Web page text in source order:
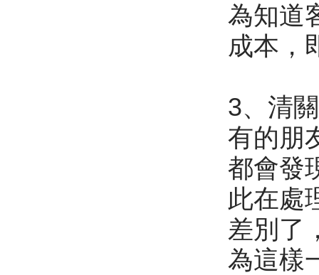
為知道
成本，
3、清
有的朋
都會發
此在處
差別了
為這樣